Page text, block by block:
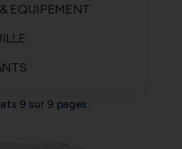
EQUIPEMENT
9 sur 9 pages.